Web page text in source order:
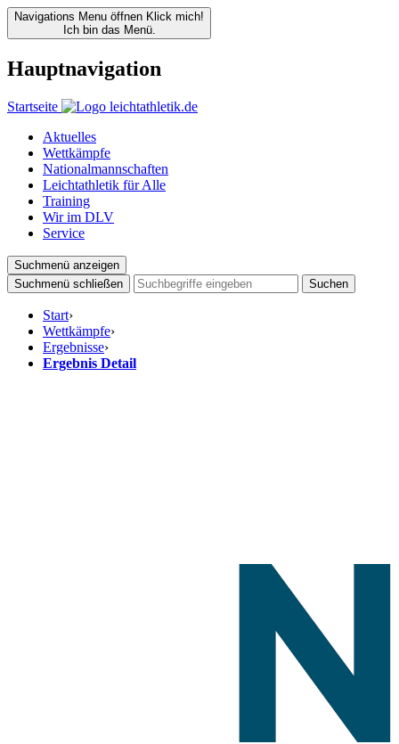
Navigations Menu öffnen Klick mich!
Ich bin das Menü.
Hauptnavigation
Startseite
Aktuelles
Wettkämpfe
Nationalmannschaften
Leichtathletik für Alle
Training
Wir im DLV
Service
Suchmenü anzeigen
Suchmenü schließen
Suchen
Start›
Wettkämpfe›
Ergebnisse›
Ergebnis Detail